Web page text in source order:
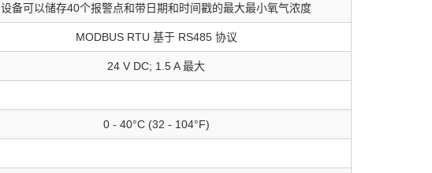
设备可以储存40个报警点和带日期和时间戳的最大最小氧气浓度
MODBUS RTU 基于 RS485 协议
24 V DC; 1.5 A 最大
0 - 40°C (32 - 104°F)